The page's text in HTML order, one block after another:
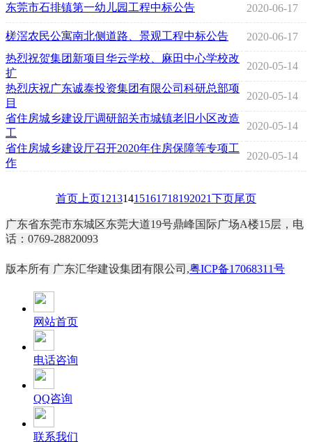
东莞市石排镇第一幼儿园工程中标公告 2020-06-17
槎滘农民公寓南北侧道路、景观工程中标公告
2020-06-17
热烈祝贺集团新项目华云学校、麻田中心学校改
扩
2020-05-14
热烈庆祝广东诚泰投资集团有限公司科研总部项
目
2020-05-14
省住房城乡建设厅调研韶关市城镇老旧小区改造
工
2020-05-14
省住房城乡建设厅召开2020年住房保障等专项工
作
2020-05-14
首页 上页12131415161718192021下页尾页
广东省东莞市东城区东莞大道19号鼎峰国际广场A楼15层，电
话：0769-28820093
版本所有 广东汇华建设集团有限公司,粤ICP备17068311号
网站首页
电话咨询
QQ咨询
联系我们